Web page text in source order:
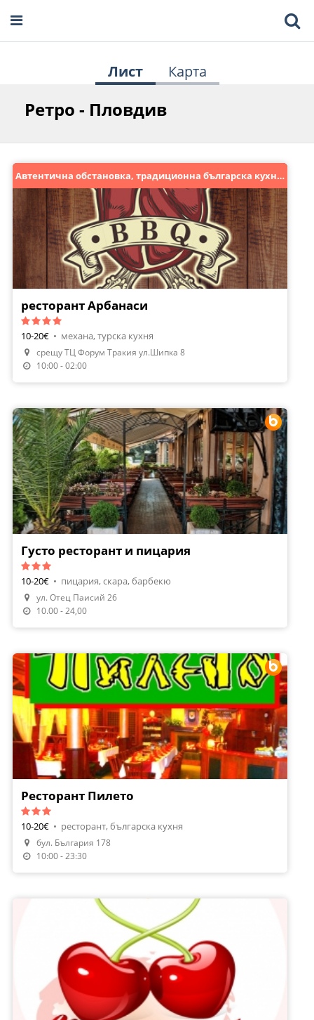
Лист Карта
Ретро - Пловдив
Направи Резервация
Автентична обстановка, традиционна българска кухня!
ресторант Арбанаси
10-20€ • механа, турска кухня
срещу ТЦ Форум Тракия ул.Шипка 8
10:00 - 02:00
Направи Резервация
Густо ресторант и пицария
10-20€ • пицария, скара, барбекю
ул. Отец Паисий 26
10.00 - 24,00
Направи Резервация
Ресторант Пилето
10-20€ • ресторант, българска кухня
бул. България 178
10:00 - 23:30